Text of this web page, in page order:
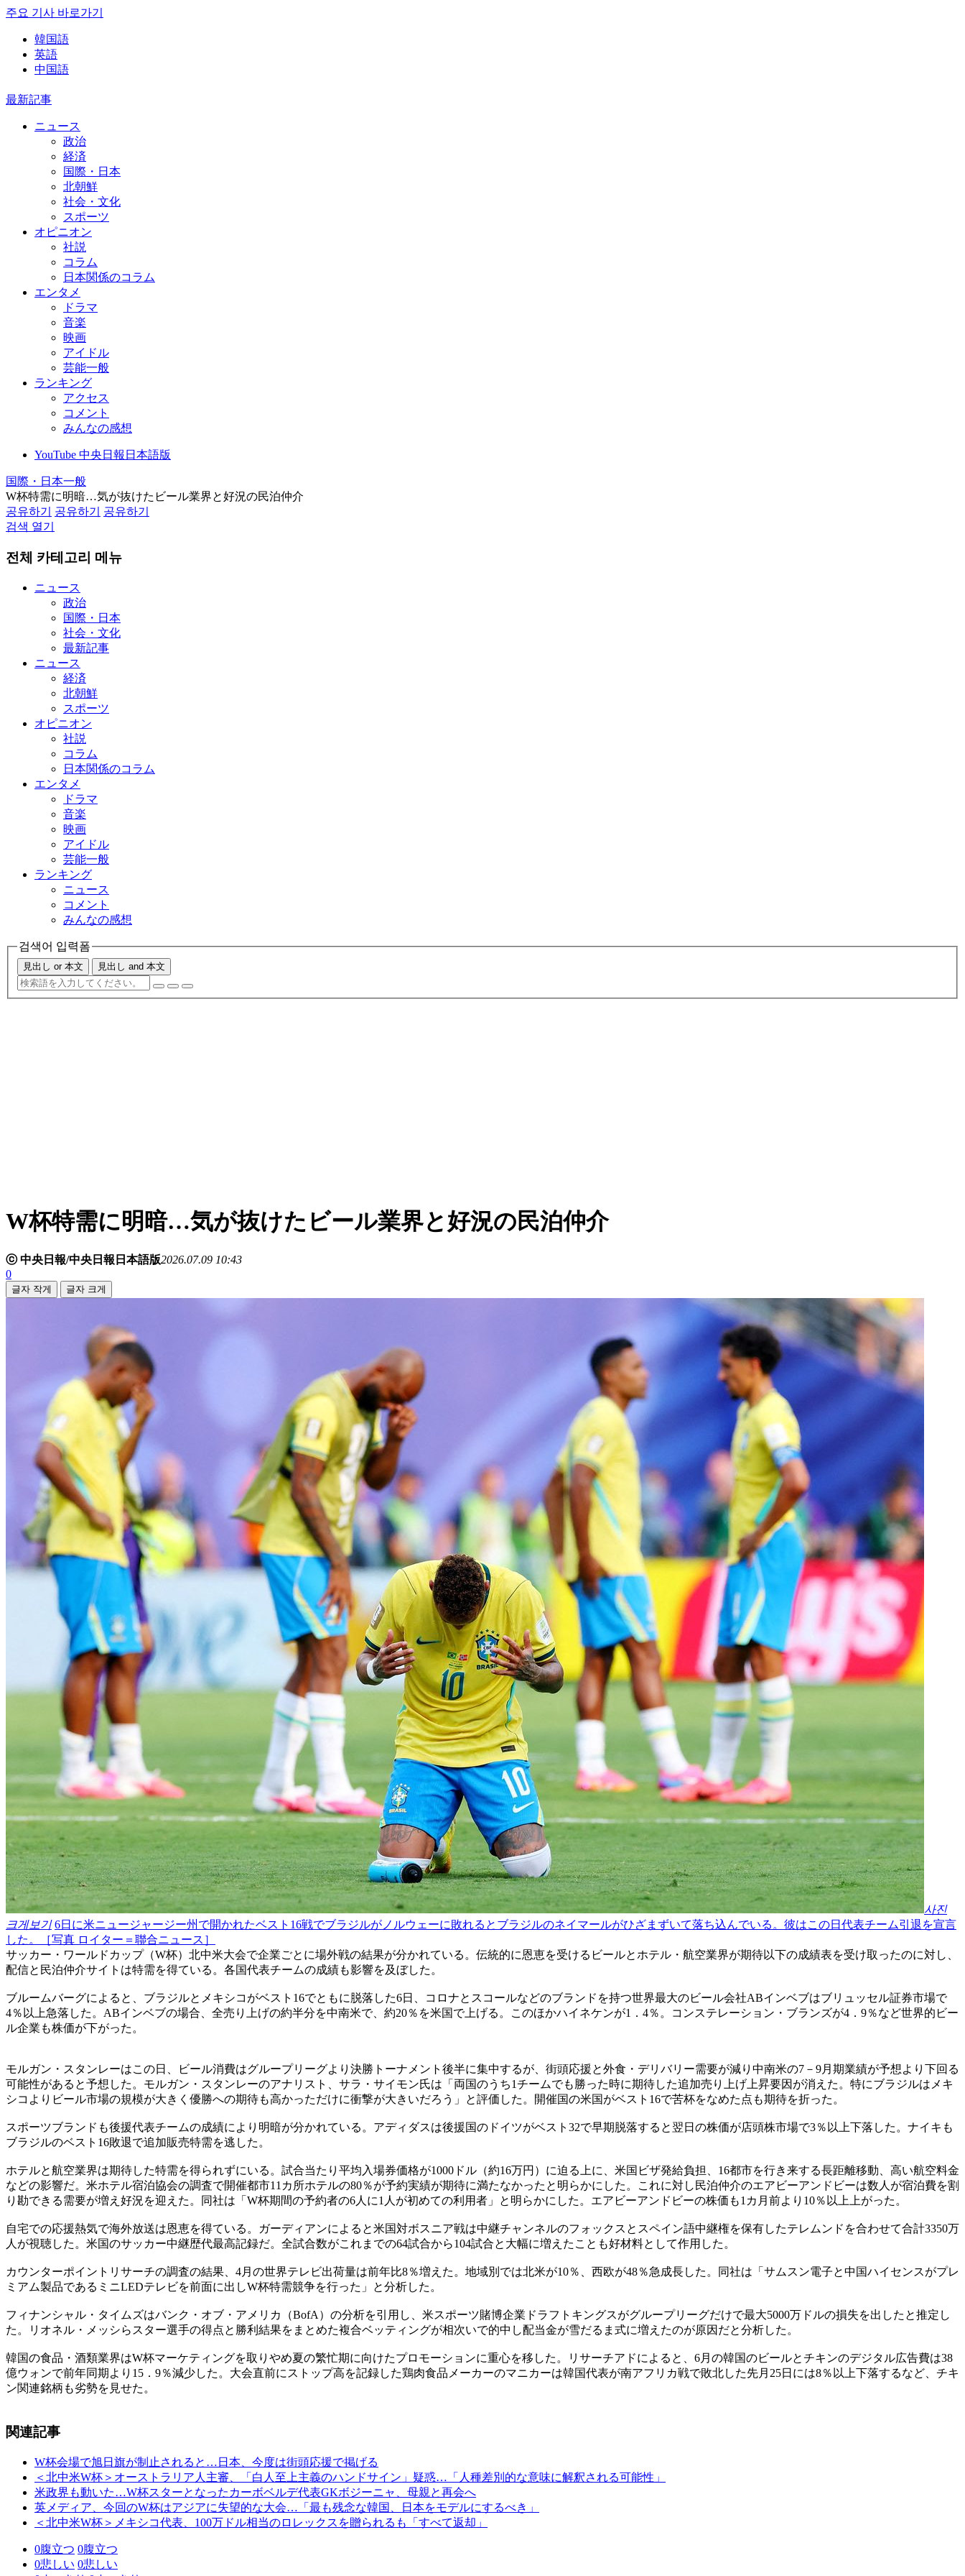
주요 기사 바로가기
韓国語
英語
中国語
最新記事
ニュース
政治
経済
国際・日本
北朝鮮
社会・文化
スポーツ
オピニオン
社説
コラム
日本関係のコラム
エンタメ
ドラマ
音楽
映画
アイドル
芸能一般
ランキング
アクセス
コメント
みんなの感想
YouTube 中央日報日本語版
国際・日本一般
W杯特需に明暗…気が抜けたビール業界と好況の民泊仲介
공유하기
공유하기
공유하기
검색 열기
전체 카테고리 메뉴
ニュース
政治
国際・日本
社会・文化
最新記事
ニュース
経済
北朝鮮
スポーツ
オピニオン
社説
コラム
日本関係のコラム
エンタメ
ドラマ
音楽
映画
アイドル
芸能一般
ランキング
ニュース
コメント
みんなの感想
검색어 입력폼
見出し or 本文 見出し and 本文
W杯特需に明暗…気が抜けたビール業界と好況の民泊仲介
ⓒ 中央日報/中央日報日本語版2026.07.09 10:43
0
글자 작게 글자 크게
사진
크게보기 6日に米ニュージャージー州で開かれたベスト16戦でブラジルがノルウェーに敗れるとブラジルのネイマールがひざまずいて落ち込んでいる。彼はこの日代表チーム引退を宣言
した。［写真 ロイター＝聯合ニュース］
サッカー・ワールドカップ（W杯）北中米大会で企業ごとに場外戦の結果が分かれている。伝統的に恩恵を受けるビールとホテル・航空業界が期待以下の成績表を受け取ったのに対し、
配信と民泊仲介サイトは特需を得ている。各国代表チームの成績も影響を及ぼした。
ブルームバーグによると、ブラジルとメキシコがベスト16でともに脱落した6日、コロナとスコールなどのブランドを持つ世界最大のビール会社ABインベブはブリュッセル証券市場で
4％以上急落した。ABインベブの場合、全売り上げの約半分を中南米で、約20％を米国で上げる。このほかハイネケンが1．4％。コンステレーション・ブランズが4．9％など世界的ビー
ル企業も株価が下がった。
モルガン・スタンレーはこの日、ビール消費はグループリーグより決勝トーナメント後半に集中するが、街頭応援と外食・デリバリー需要が減り中南米の7－9月期業績が予想より下回る
可能性があると予想した。モルガン・スタンレーのアナリスト、サラ・サイモン氏は「両国のうち1チームでも勝った時に期待した追加売り上げ上昇要因が消えた。特にブラジルはメキ
シコよりビール市場の規模が大きく優勝への期待も高かっただけに衝撃が大きいだろう」と評価した。開催国の米国がベスト16で苦杯をなめた点も期待を折った。
スポーツブランドも後援代表チームの成績により明暗が分かれている。アディダスは後援国のドイツがベスト32で早期脱落すると翌日の株価が店頭株市場で3％以上下落した。ナイキも
ブラジルのベスト16敗退で追加販売特需を逃した。
ホテルと航空業界は期待した特需を得られずにいる。試合当たり平均入場券価格が1000ドル（約16万円）に迫る上に、米国ビザ発給負担、16都市を行き来する長距離移動、高い航空料金
などの影響だ。米ホテル宿泊協会の調査で開催都市11カ所ホテルの80％が予約実績が期待に満たなかったと明らかにした。これに対し民泊仲介のエアビーアンドビーは数人が宿泊費を割
り勘できる需要が増え好況を迎えた。同社は「W杯期間の予約者の6人に1人が初めての利用者」と明らかにした。エアビーアンドビーの株価も1カ月前より10％以上上がった。
自宅での応援熱気で海外放送は恩恵を得ている。ガーディアンによると米国対ボスニア戦は中継チャンネルのフォックスとスペイン語中継権を保有したテレムンドを合わせて合計3350万
人が視聴した。米国のサッカー中継歴代最高記録だ。全試合数がこれまでの64試合から104試合と大幅に増えたことも好材料として作用した。
カウンターポイントリサーチの調査の結果、4月の世界テレビ出荷量は前年比8％増えた。地域別では北米が10％、西欧が48％急成長した。同社は「サムスン電子と中国ハイセンスがプレ
ミアム製品であるミニLEDテレビを前面に出しW杯特需競争を行った」と分析した。
フィナンシャル・タイムズはバンク・オブ・アメリカ（BofA）の分析を引用し、米スポーツ賭博企業ドラフトキングスがグループリーグだけで最大5000万ドルの損失を出したと推定し
た。リオネル・メッシらスター選手の得点と勝利結果をまとめた複合ベッティングが相次いで的中し配当金が雪だるま式に増えたのが原因だと分析した。
韓国の食品・酒類業界はW杯マーケティングを取りやめ夏の繁忙期に向けたプロモーションに重心を移した。リサーチアドによると、6月の韓国のビールとチキンのデジタル広告費は38
億ウォンで前年同期より15．9％減少した。大会直前にストップ高を記録した鶏肉食品メーカーのマニカーは韓国代表が南アフリカ戦で敗北した先月25日には8％以上下落するなど、チキ
ン関連銘柄も劣勢を見せた。
関連記事
W杯会場で旭日旗が制止されると…日本、今度は街頭応援で掲げる
＜北中米W杯＞オーストラリア人主審、「白人至上主義のハンドサイン」疑惑…「人種差別的な意味に解釈される可能性」
米政界も動いた…W杯スターとなったカーボベルデ代表GKボジーニャ、母親と再会へ
英メディア、今回のW杯はアジアに失望的な大会…「最も残念な韓国、日本をモデルにするべき」
＜北中米W杯＞メキシコ代表、100万ドル相当のロレックスを贈られるも「すべて返却」
0腹立つ 0腹立つ
0悲しい 0悲しい